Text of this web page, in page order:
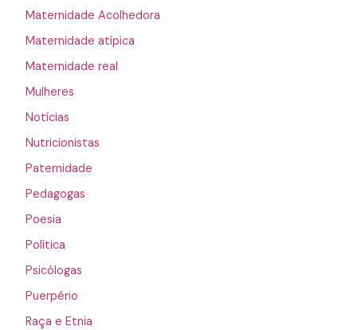
Maternidade Acolhedora
Maternidade atípica
Maternidade real
Mulheres
Notícias
Nutricionistas
Paternidade
Pedagogas
Poesia
Política
Psicólogas
Puerpério
Raça e Etnia